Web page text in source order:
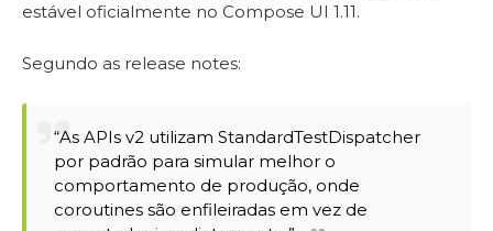
estável oficialmente no Compose UI 1.11.
Segundo as release notes:
“As APIs v2 utilizam StandardTestDispatcher
por padrão para simular melhor o
comportamento de produção, onde
coroutines são enfileiradas em vez de